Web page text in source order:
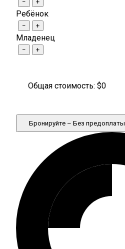
− +
Ребёнок
− +
Младенец
− +
Общая стоимость: $0
Бронируйте – Без предоплаты